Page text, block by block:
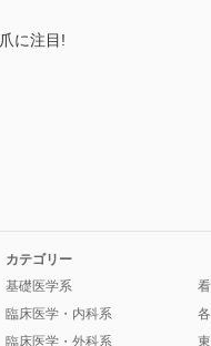
に注目!
カテゴリー
基礎医学系
臨床医学・内科系
臨床医学・外科系